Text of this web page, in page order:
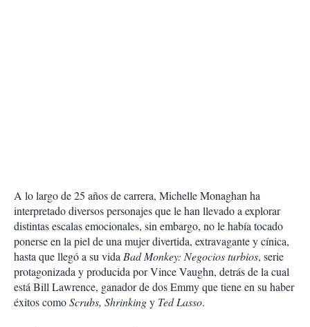
A lo largo de 25 años de carrera, Michelle Monaghan ha
interpretado diversos personajes que le han llevado a explorar
distintas escalas emocionales, sin embargo, no le había tocado
ponerse en la piel de una mujer divertida, extravagante y cínica,
hasta que llegó a su vidaBad Monkey: Negocios turbios, serie
protagonizada y producida por Vince Vaughn, detrás de la cual
está Bill Lawrence, ganador de dos Emmy que tiene en su haber
éxitos comoScrubs, Shrinkingy Ted Lasso.